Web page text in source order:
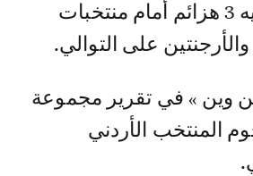
الأول، عقب تلقيه 3 هزائم أمام منتخبات
على التوالي.
وين » في تقرير مجموعة
المنتخب الأردني